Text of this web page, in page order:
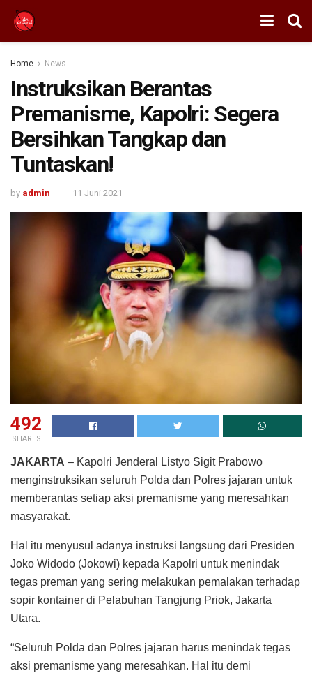
Home News
Instruksikan Berantas
Premanisme, Kapolri: Segera
Bersihkan Tangkap dan
Tuntaskan!
by admin 11 Juni 2021
492
SHARES
JAKARTA – Kapolri Jenderal Listyo Sigit Prabowo
menginstruksikan seluruh Polda dan Polres jajaran untuk
memberantas setiap aksi premanisme yang meresahkan
masyarakat.
Hal itu menyusul adanya instruksi langsung dari Presiden
Joko Widodo (Jokowi) kepada Kapolri untuk menindak
tegas preman yang sering melakukan pemalakan terhadap
sopir kontainer di Pelabuhan Tangjung Priok, Jakarta
Utara.
“Seluruh Polda dan Polres jajaran harus menindak tegas
aksi premanisme yang meresahkan. Hal itu demi